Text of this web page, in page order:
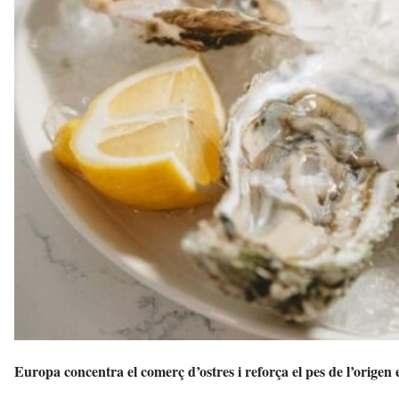
Europa concentra el comerç d’ostres i reforça el pes de l’origen